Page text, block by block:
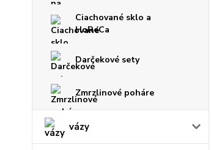
Ciachované sklo a
HoReCa
Darčekové sety
Zmrzlinové poháre
vázy